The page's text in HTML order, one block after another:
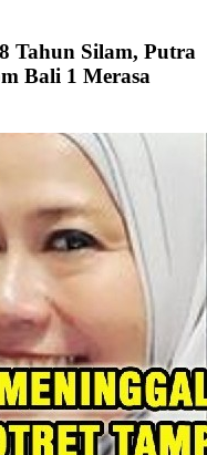
Tahun Silam, Putra
Bali 1 Merasa